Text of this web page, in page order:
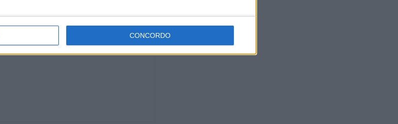
CONCORDO
Mobilidade Eléctrica
Parceria